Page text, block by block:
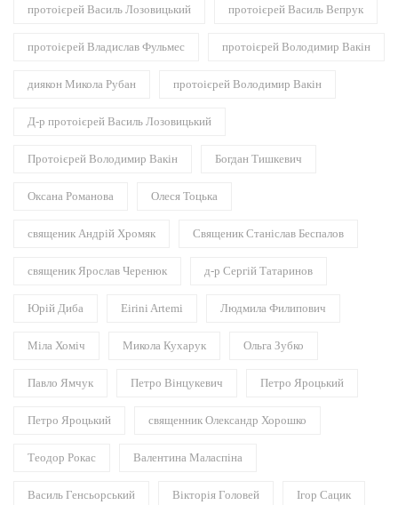
протоієрей Василь Лозовицький протоієрей Василь Вепрук
протоієрей Владислав Фульмес протоієрей Володимир Вакін
диякон Микола Рубан протоієрей Володимир Вакін
Д-р протоієрей Василь Лозовицький
Протоієрей Володимир Вакін Богдан Тишкевич
Оксана Романова Олеся Тоцька
священик Андрій Хромяк Священик Станіслав Беспалов
священик Ярослав Черенюк д-р Сергій Татаринов
Юрій Диба Eirini Artemi Людмила Филипович
Міла Хоміч Микола Кухарук Ольга Зубко
Павло Ямчук Петро Вінцукевич Петро Яроцький
Петро Яроцький священник Олександр Хорошко
Теодор Рокас Валентина Маласпіна
Василь Генсьорський Вікторія Головей Ігор Сацик